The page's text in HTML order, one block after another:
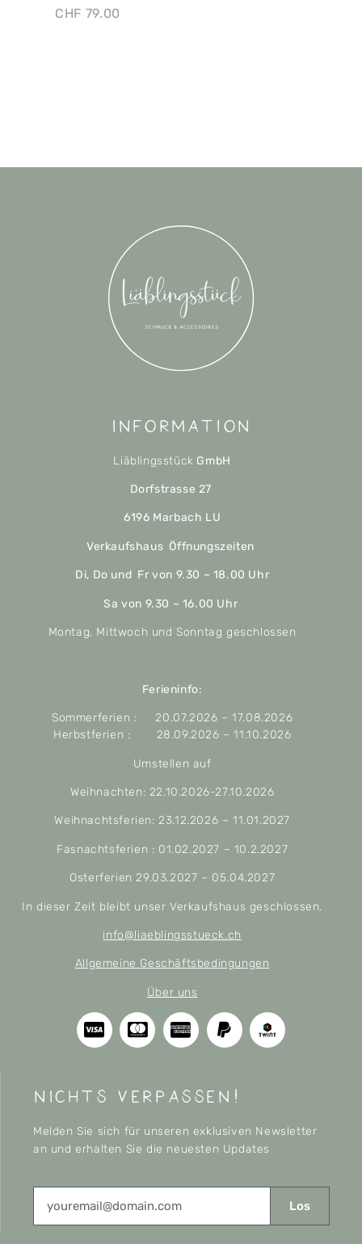
CHF 79.00
Information
Liäblingsstück GmbH
Dorfstrasse 27
6196 Marbach LU
Verkaufshaus Öffnungszeiten
Di, Do und Fr von 9.30 – 18.00 Uhr
Sa von 9.30 – 16.00 Uhr
Montag, Mittwoch und Sonntag geschlossen
Ferieninfo:
Sommerferien : 20.07.2026 – 17.08.2026
Herbstferien : 28.09.2026 – 11.10.2026
Umstellen auf
Weihnachten: 22.10.2026-27.10.2026
Weihnachtsferien: 23.12.2026 – 11.01.2027
Fasnachtsferien : 01.02.2027 – 10.2.2027
Osterferien 29.03.2027 – 05.04.2027
In dieser Zeit bleibt unser Verkaufshaus geschlossen.
info@liaeblingsstueck.ch
Allgemeine Geschäftsbedingungen
Über uns
nichts verpassen!
Melden Sie sich für unseren exklusiven Newsletter
an und erhalten Sie die neuesten Updates
Los